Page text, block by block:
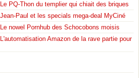
PQ-Thon du templier qui chiait des briques
Paul et les specials mega-deal MyCiné
nowel Pornhub des Schocobons moisis
Amazon de la rave partie pour